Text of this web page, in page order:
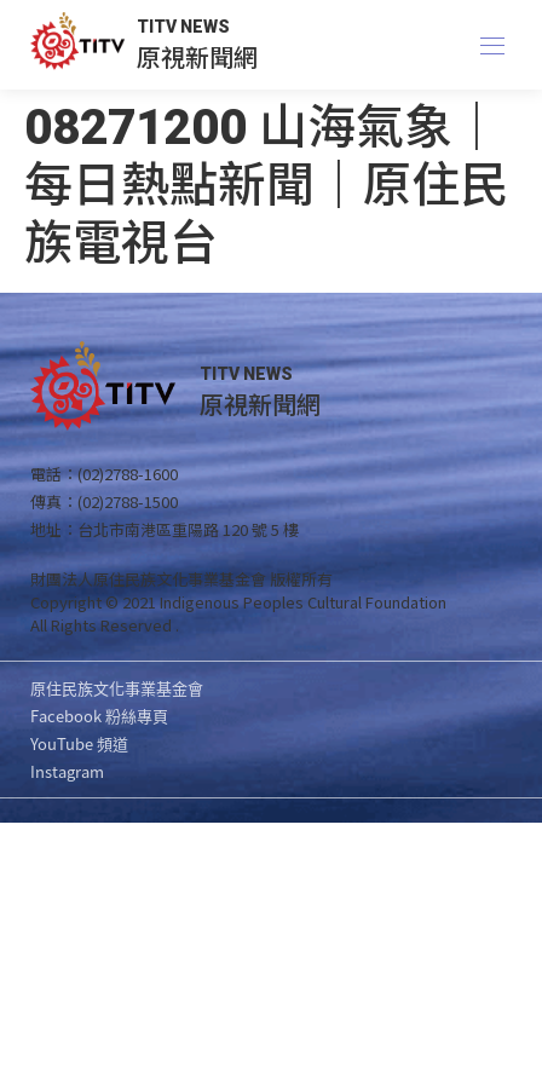
TITV NEWS
原視新聞網
08271200 山海氣象｜
每日熱點新聞｜原住民
族電視台
TITV NEWS
原視新聞網
電話：(02)2788-1600
傳真：(02)2788-1500
地址：台北市南港區重陽路 120 號 5 樓
財團法人原住民族文化事業基金會 版權所有
Copyright © 2021 Indigenous Peoples Cultural Foundation
All Rights Reserved .
原住民族文化事業基金會
Facebook 粉絲專頁
YouTube 頻道
Instagram